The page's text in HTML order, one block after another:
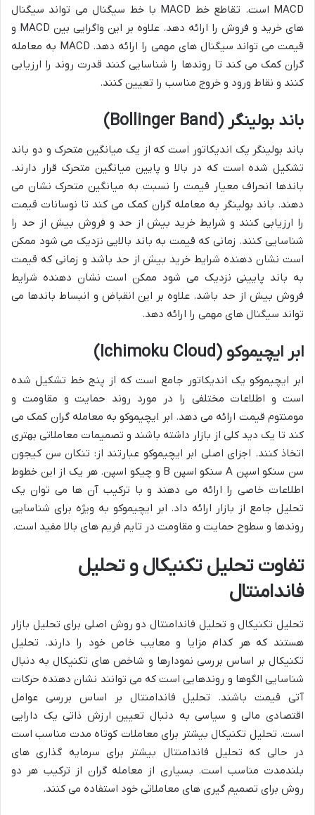
MACD است. تقاطع خط MACD با خط سیگنال می تواند سیگنال
های خرید و فروش را ارائه دهد. علاوه بر این واگرایی بین MACD و
قیمت می تواند سیگنال های مهمی را ارائه دهد. MACD به معامله
گران کمک می کند تا روندها را شناسایی کنند قدرت روند را ارزیابی
کنند و نقاط ورود و خروج مناسب را تعیین کنند.
باند بولینگر (Bollinger Band)
باند بولینگر یک اندیکاتور است که از یک میانگین متحرک و دو باند
تشکیل شده است که در بالا و پایین میانگین متحرک قرار دارند.
باندها انحراف معیار قیمت را نسبت به میانگین متحرک نشان می
دهند. باند بولینگر به معامله گران کمک می کند تا نوسانات قیمت
را ارزیابی کنند و شرایط خرید بیش از حد و فروش بیش از حد را
شناسایی کنند. زمانی که قیمت به باند بالایی نزدیک می شود ممکن
است نشان دهنده شرایط خرید بیش از حد باشد و زمانی که قیمت
به باند پایینی نزدیک می شود ممکن است نشان دهنده شرایط
فروش بیش از حد باشد. علاوه بر این انقباض و انبساط باندها می
تواند سیگنال های مهمی را ارائه دهد.
ابر ایچیموکو (Ichimoku Cloud)
ابر ایچیموکو یک اندیکاتور جامع است که از پنج خط تشکیل شده
است و اطلاعات مختلفی را در مورد روند حمایت و مقاومت و
مومنتوم قیمت ارائه می دهد. ابر ایچیموکو به معامله گران کمک می
کند تا یک دید کلی از بازار داشته باشند و تصمیمات معاملاتی بهتری
اتخاذ کنند. اجزای اصلی ابر ایچیموکو عبارتند از: تنکان سن کیجون
سن سنکو اسپن A سنکو اسپن B و چیکو اسپن. هر یک از این خطوط
اطلاعات خاصی را ارائه می دهند و با ترکیب آن ها می توان یک
تحلیل جامع از بازار ارائه داد. ابر ایچیموکو به ویژه برای شناسایی
روندها و سطوح حمایت و مقاومت در تایم فریم های بالا مفید است.
تفاوت تحلیل تکنیکال و تحلیل
فاندامنتال
تحلیل تکنیکال و تحلیل فاندامنتال دو روش اصلی برای تحلیل بازار
هستند که هر کدام مزایا و معایب خاص خود را دارند. تحلیل
تکنیکال بر اساس بررسی نمودارها و شاخص های تکنیکال به دنبال
شناسایی الگوها و روندهایی است که می توانند نشان دهنده حرکات
آتی قیمت باشند. تحلیل فاندامنتال بر اساس بررسی عوامل
اقتصادی مالی و سیاسی به دنبال تعیین ارزش ذاتی یک دارایی
است. تحلیل تکنیکال بیشتر برای معاملات کوتاه مدت مناسب است
در حالی که تحلیل فاندامنتال بیشتر برای سرمایه گذاری های
بلندمدت مناسب است. بسیاری از معامله گران از ترکیب هر دو
روش برای تصمیم گیری های معاملاتی خود استفاده می کنند.